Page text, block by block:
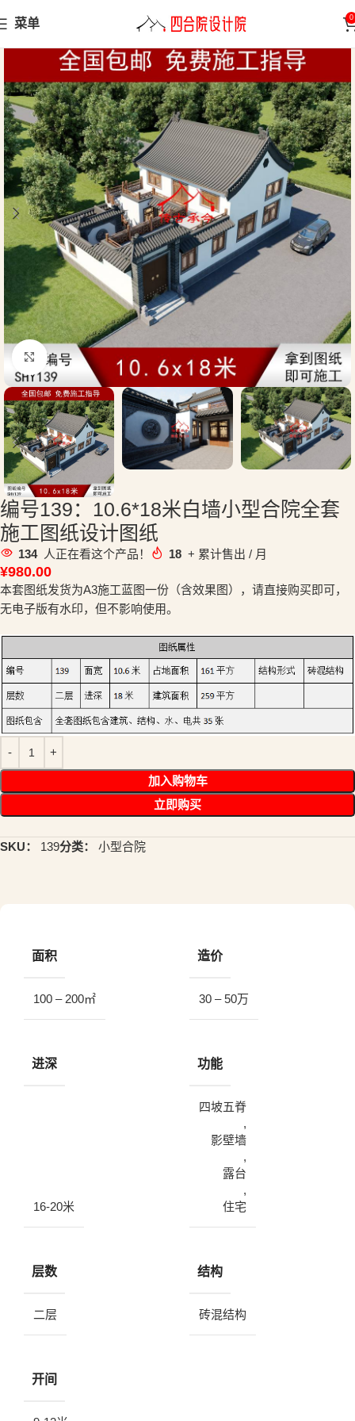
菜单 0
首页 小型合院
点击放大
编号139：10.6*18米白墙小型合院全套
施工图纸设计图纸
134 人正在看这个产品！ 18 + 累计售出 / 月
¥980.00
本套图纸发货为A3施工蓝图一份（含效果图），请直接购买即可，
无电子版有水印，但不影响使用。
加入购物车
立即购买
SKU： 139分类： 小型合院
面积
100 – 200㎡
造价
30 – 50万
进深
16-20米
功能
四坡五脊
,
影壁墙
,
露台
,
住宅
层数
二层
结构
砖混结构
开间